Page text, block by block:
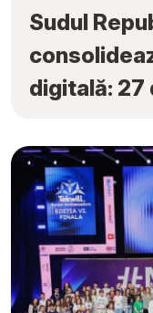
Sudul
digitală: 27